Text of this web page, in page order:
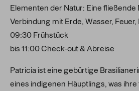
Elementen der Natur: Eine fließende
Verbindung mit Erde, Wasser, Feuer,
09:30 Frühstück
bis 11:00 Check-out & Abreise
Patricia ist eine gebürtige
eines indigenen Häuptlings, was ihre